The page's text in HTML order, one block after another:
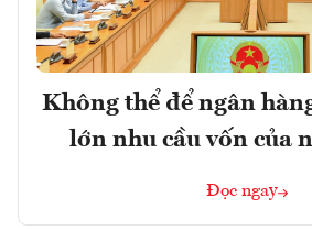
Không thể để ngân
lớn nhu cầu vốn của
Đọc ngay